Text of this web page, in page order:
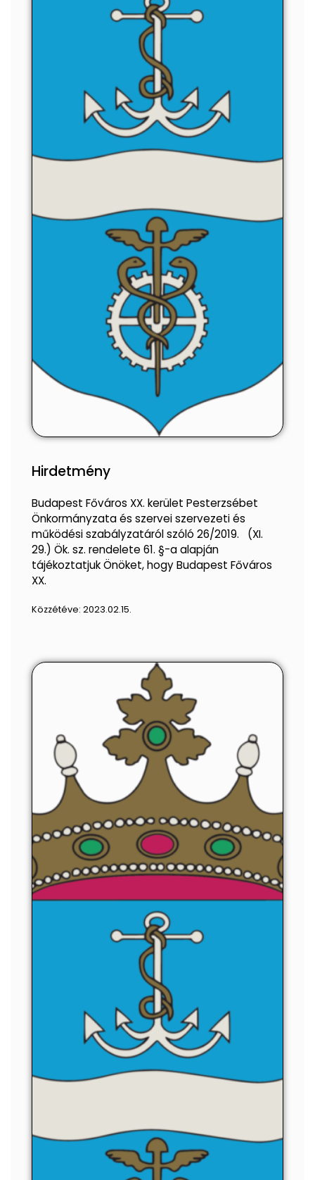
Hirdetmény
Budapest Főváros XX. kerület Pesterzsébet
Önkormányzata és szervei szervezeti és
működési szabályzatáról szóló 26/2019. (XI.
29.) Ök. sz. rendelete 61. §-a alapján
tájékoztatjuk Önöket, hogy Budapest Főváros
XX.
Közzétéve: 2023.02.15.